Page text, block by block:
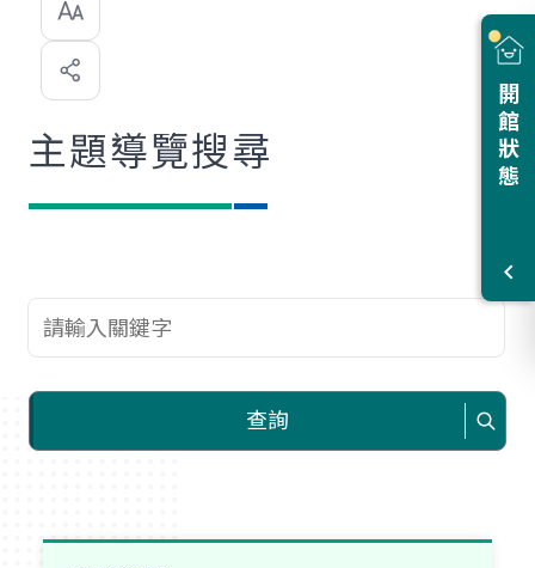
開館狀態
選
喜
歡
主題導覽搜尋
查詢關鍵字
查詢